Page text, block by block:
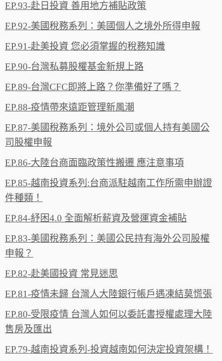
EP.93-赴日投資 善用地方補貼政策
EP.92-美國稅務系列：美國個人之境外所得申報
EP.91-赴美投資 您必須掌握的稅務知識
EP.90-台灣私募股權基金新規上路
EP.89-台灣CFC即將上路？你準備好了嗎？
EP.88-疫情帶來遠距管理新風潮
EP.87-美國稅務系列：境外公司或個人持有美國公
司股權申報
EP.86-大陸台商面臨政策性搬遷 應注意事項
EP.85-越南投資系列:台商派駐越南工作所需申辦證
件種類！
EP.84-紓困4.0 全面解析薪資及營運資金補貼
EP.83-美國稅務系列：美國公民持有海外公司股權
申報？
EP.82-赴美國投資 常見迷思
EP.81-疫情未歸 台灣人大陸銀行帳戶遇凍結莫慌張
EP.80-受限疫情 台灣人如何以委託書授權處理大陸
售房及匯出
EP.79-越南投資系列-投資越南如何決定投資架構！